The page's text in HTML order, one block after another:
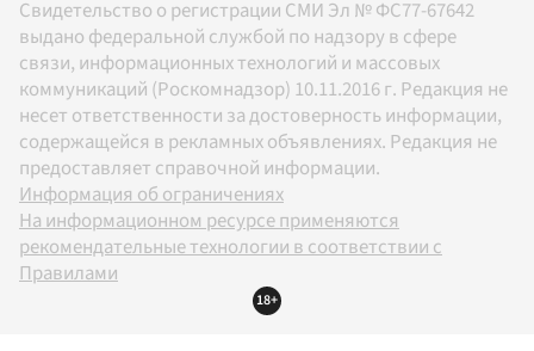
Свидетельство о регистрации СМИ Эл № ФС77-67642
выдано федеральной службой по надзору в сфере
связи, информационных технологий и массовых
коммуникаций (Роскомнадзор) 10.11.2016 г. Редакция не
несет ответственности за достоверность информации,
содержащейся в рекламных объявлениях. Редакция не
предоставляет справочной информации.
Информация об ограничениях
На информационном ресурсе применяются
рекомендательные технологии в соответствии с
Правилами
18+